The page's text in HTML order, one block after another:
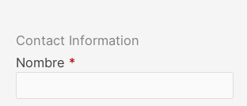
Contact Information
Nombre *